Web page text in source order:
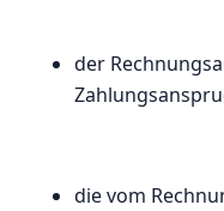
der
die vom